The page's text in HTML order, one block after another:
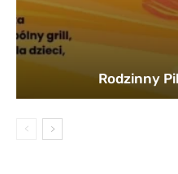
Rodzinny